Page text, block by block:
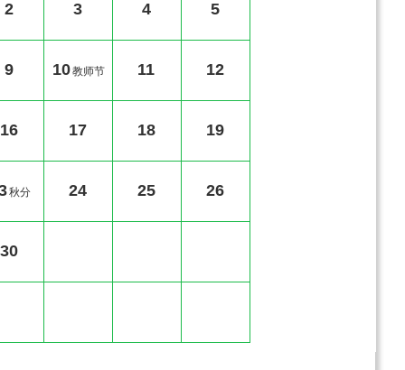
2 3 4 5
9 10教师节 11 12
16 17 18 19
秋分 24 25 26
30